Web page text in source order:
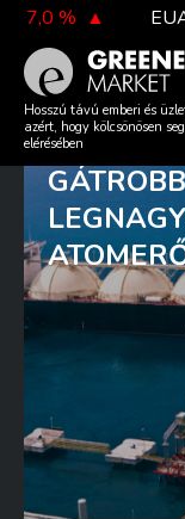
Skip
content
% ▲ EUA
Hosszú távú emberi és
azért, hogy kölcsönösen
elérésében
IJESZTŐ